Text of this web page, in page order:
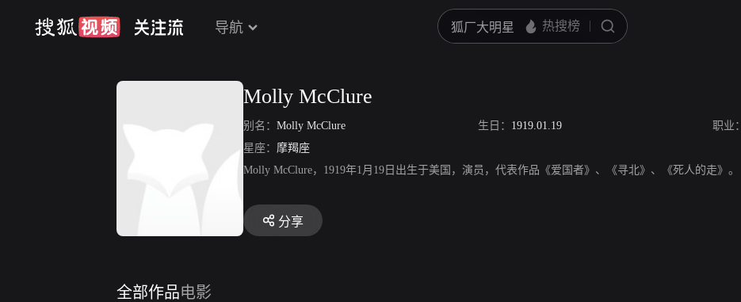
导航
Molly McClure
别名： Molly McClure 生日： 1919.01.19 职业：
星座： 摩羯座
Molly McClure，1919年1月19日出生于美国，演员，代表作品《爱国者》、《寻北》、《死人的走》。
分享
全部作品电影